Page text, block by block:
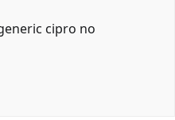
cipro no